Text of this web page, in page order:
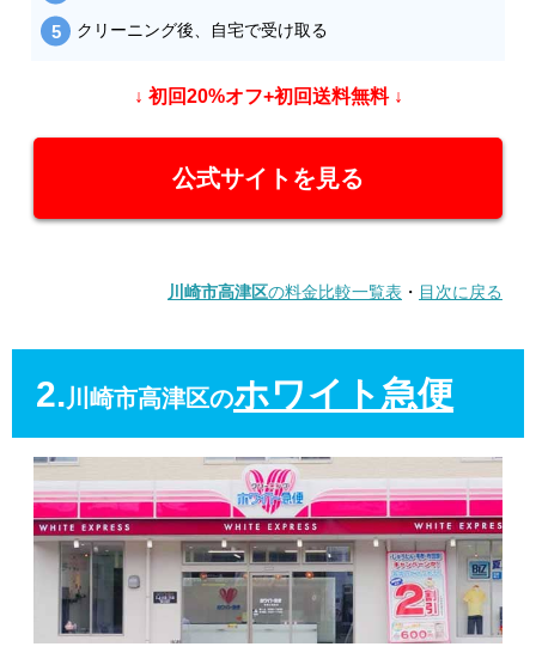
クリーニング後、自宅で受け取る
↓ 初回20%オフ+初回送料無料 ↓
公式サイトを見る
川崎市高津区の料金比較一覧表 ・ 目次に戻る
2.川崎市高津区のホワイト急便